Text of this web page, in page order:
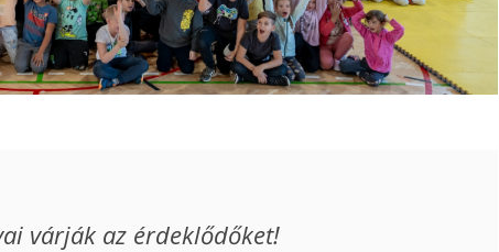
várják az érdeklődőket!